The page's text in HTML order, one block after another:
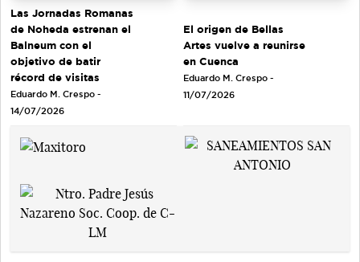
Las Jornadas Romanas
de Noheda estrenan el
Balneum con el
objetivo de batir
récord de visitas
Eduardo M. Crespo -
14/07/2026
El origen de Bellas
Artes vuelve a reunirse
en Cuenca
Eduardo M. Crespo -
11/07/2026